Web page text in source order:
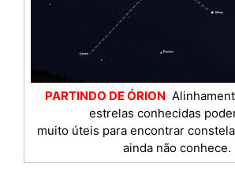
PARTINDO DE ÓRION
estrelas conhecidas
muito úteis para encontrar
ainda não conhece.